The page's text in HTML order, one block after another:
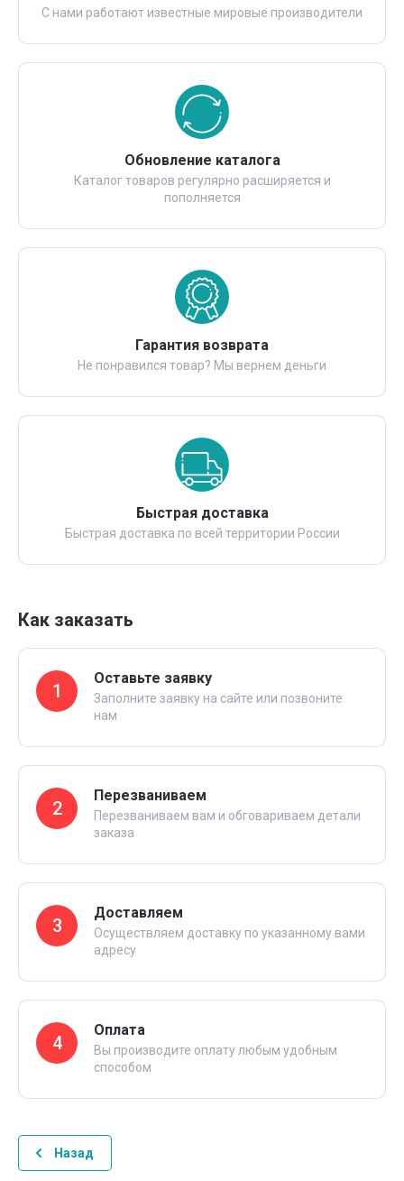
С нами работают известные мировые производители
Обновление каталога
Каталог товаров регулярно расширяется и
пополняется
Гарантия возврата
Не понравился товар? Мы вернем деньги
Быстрая доставка
Быстрая доставка по всей территории России
Как заказать
1
Оставьте заявку
Заполните заявку на сайте или позвоните
нам
2
Перезваниваем
Перезваниваем вам и обговариваем детали
заказа
3
Доставляем
Осуществляем доставку по указанному вами
адресу
4
Оплата
Вы производите оплату любым удобным
способом
Назад